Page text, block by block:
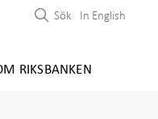
RIKSBANKEN
Sök In English